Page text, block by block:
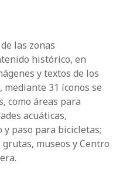
las zonas
histórico, en
y textos de los
31 íconos se
como áreas para
acuáticas,
paso para bicicletas;
museos y Centro